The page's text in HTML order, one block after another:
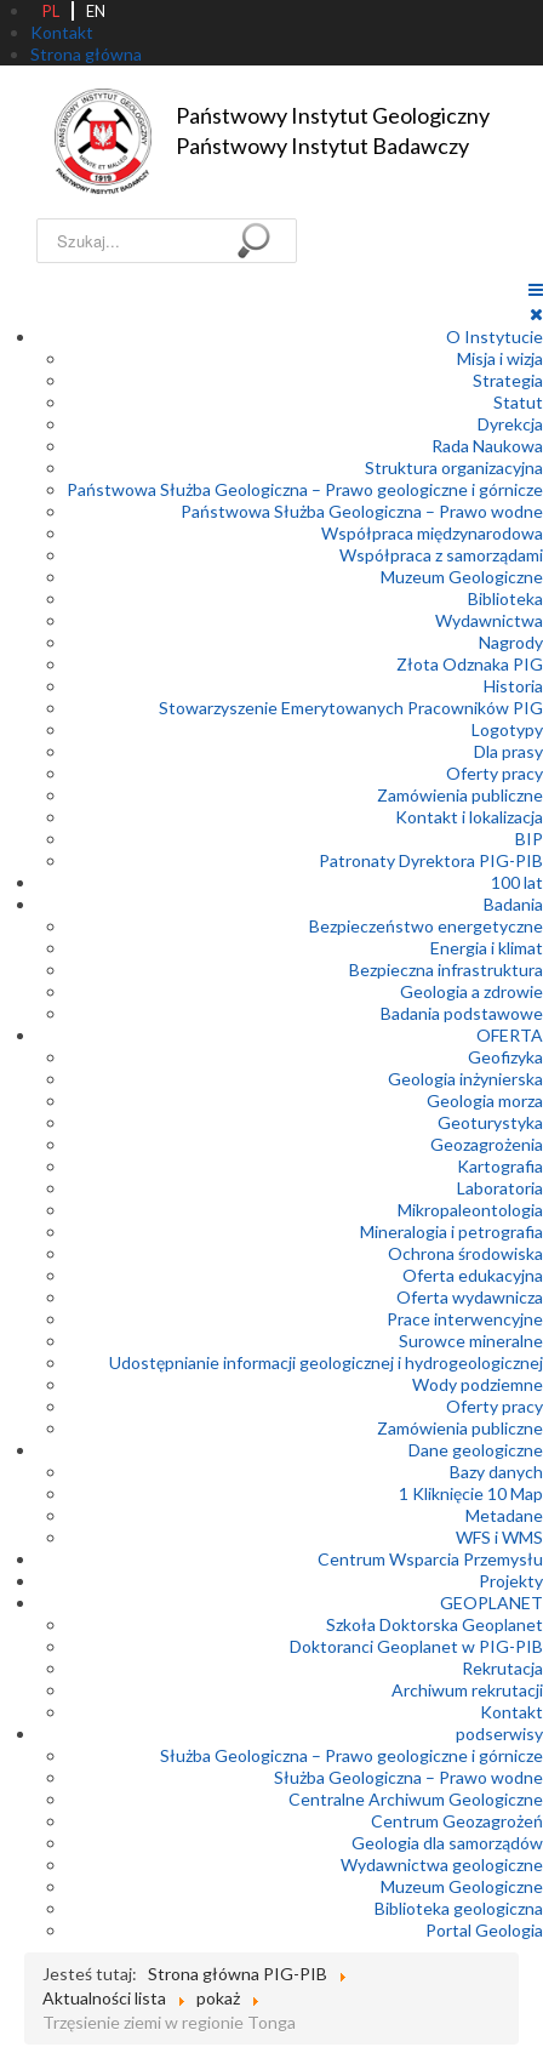
PL EN
Kontakt
Strona główna
Państwowy Instytut Geologiczny
Państwowy Instytut Badawczy
Szukaj...
O Instytucie
Misja i wizja
Strategia
Statut
Dyrekcja
Rada Naukowa
Struktura organizacyjna
Państwowa Służba Geologiczna – Prawo geologiczne i górnicze
Państwowa Służba Geologiczna – Prawo wodne
Współpraca międzynarodowa
Współpraca z samorządami
Muzeum Geologiczne
Biblioteka
Wydawnictwa
Nagrody
Złota Odznaka PIG
Historia
Stowarzyszenie Emerytowanych Pracowników PIG
Logotypy
Dla prasy
Oferty pracy
Zamówienia publiczne
Kontakt i lokalizacja
BIP
Patronaty Dyrektora PIG-PIB
100 lat
Badania
Bezpieczeństwo energetyczne
Energia i klimat
Bezpieczna infrastruktura
Geologia a zdrowie
Badania podstawowe
OFERTA
Geofizyka
Geologia inżynierska
Geologia morza
Geoturystyka
Geozagrożenia
Kartografia
Laboratoria
Mikropaleontologia
Mineralogia i petrografia
Ochrona środowiska
Oferta edukacyjna
Oferta wydawnicza
Prace interwencyjne
Surowce mineralne
Udostępnianie informacji geologicznej i hydrogeologicznej
Wody podziemne
Oferty pracy
Zamówienia publiczne
Dane geologiczne
Bazy danych
1 Kliknięcie 10 Map
Metadane
WFS i WMS
Centrum Wsparcia Przemysłu
Projekty
GEOPLANET
Szkoła Doktorska Geoplanet
Doktoranci Geoplanet w PIG-PIB
Rekrutacja
Archiwum rekrutacji
Kontakt
podserwisy
Służba Geologiczna – Prawo geologiczne i górnicze
Służba Geologiczna – Prawo wodne
Centralne Archiwum Geologiczne
Centrum Geozagrożeń
Geologia dla samorządów
Wydawnictwa geologiczne
Muzeum Geologiczne
Biblioteka geologiczna
Portal Geologia
Jesteś tutaj: Strona główna PIG-PIB
Aktualności lista
pokaż
Trzęsienie ziemi w regionie Tonga